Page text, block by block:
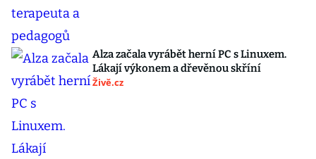
Alza začala vyrábět herní PC s Linuxem.
Lákají výkonem a dřevěnou skříní
Živě.cz